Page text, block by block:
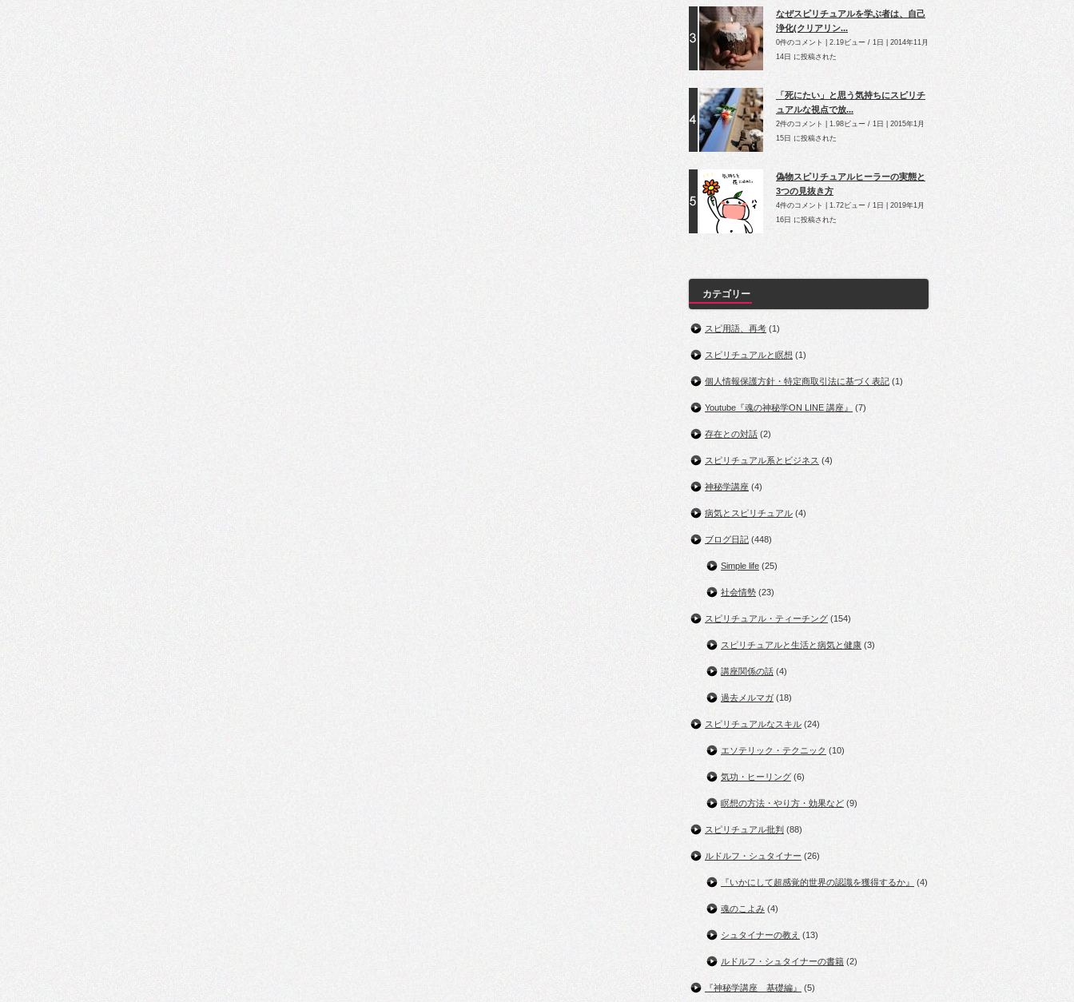
なぜスピリチュアルを学ぶ者は、自己
浄化(クリアリン...
0件のコメント 2.19ビュー / 1日
2014年11月
14日 に投稿された
「死にたい」と思う気持ちにスピリチ
ュアルな視点で放...
2件のコメント 1.98ビュー / 1日
2015年1月
15日 に投稿された
偽物スピリチュアルヒーラーの実態と
3つの見抜き方
4件のコメント 1.72ビュー / 1日
2019年1月
16日 に投稿された
カテゴリー
スピ用語、再考 (1)
スピリチュアルと瞑想 (1)
個人情報保護方針・特定商取引法に基づく表記 (1)
Youtube『魂の神秘学ON LINE 講座』 (7)
存在との対話 (2)
スピリチュアル系とビジネス (4)
神秘学講座 (4)
病気とスピリチュアル (4)
ブログ日記 (448)
Simple life (25)
社会情勢 (23)
スピリチュアル・ティーチング (154)
スピリチュアルと生活と病気と健康 (3)
講座関係の話 (4)
過去メルマガ (18)
スピリチュアルなスキル (24)
エソテリック・テクニック (10)
気功・ヒーリング (6)
瞑想の方法・やり方・効果など (9)
スピリチュアル批判 (88)
ルドルフ・シュタイナー (26)
『いかにして超感覚的世界の認識を獲得するか』 (4)
魂のこよみ (4)
シュタイナーの教え (13)
ルドルフ・シュタイナーの書籍 (2)
『神秘学講座 基礎編』 (5)